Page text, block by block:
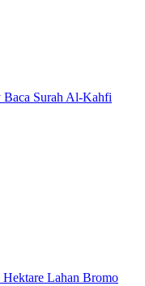
Baca Surah Al-Kahfi
Lahan Bromo